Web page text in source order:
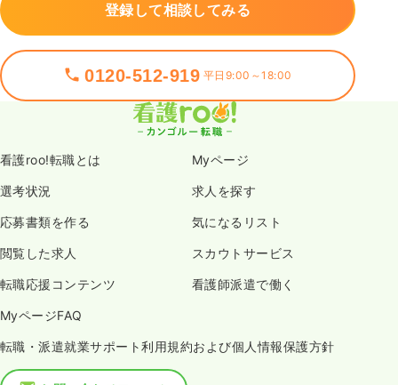
登録して相談してみる
0120-512-919 平日9:00～18:00
看護roo!転職とは Myページ
選考状況 求人を探す
応募書類を作る 気になるリスト
閲覧した求人 スカウトサービス
転職応援コンテンツ 看護師派遣で働く
MyページFAQ
転職・派遣就業サポート利用規約および個人情報保護方針